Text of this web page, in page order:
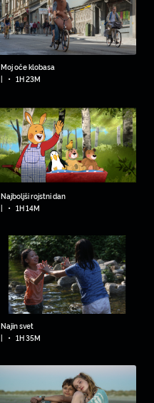
Moj oče klobasa
|
• 1H 23M
Najboljši rojstni dan
• 1H 14M
Najin svet
|
• 1H 35M